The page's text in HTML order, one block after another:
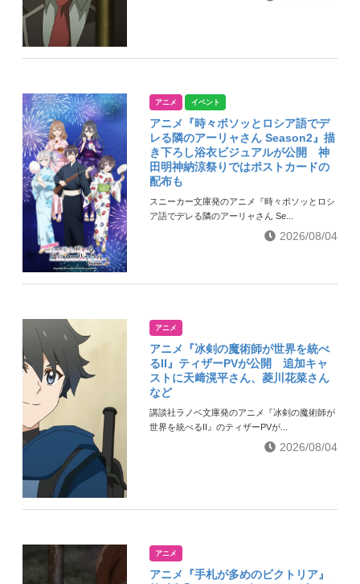
アニメ イベント
アニメ『時々ボソッとロシア語でデ
レる隣のアーリャさん Season2』描
き下ろし浴衣ビジュアルが公開 神
田明神納涼祭りではポストカードの
配布も
スニーカー文庫発のアニメ『時々ボソッとロシ
ア語でデレる隣のアーリャさん Se...
2026/08/04
アニメ
アニメ『冰剣の魔術師が世界を統べ
るII』ティザーPVが公開 追加キャ
ストに天﨑滉平さん、菱川花菜さん
など
講談社ラノベ文庫発のアニメ『冰剣の魔術師が
世界を統べるII』のティザーPVが...
2026/08/04
アニメ
アニメ『手札が多めのビクトリア』